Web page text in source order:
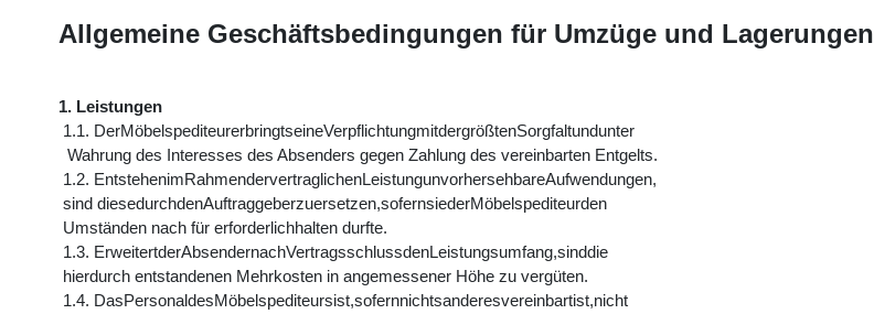
Allgemeine Geschäftsbedingungen für Umzüge und Lagerungen
1. Leistungen
1.1. DerMöbelspediteurerbringtseineVerpflichtungmitdergrößtenSorgfaltundunter
Wahrung des Interesses des Absenders gegen Zahlung des vereinbarten Entgelts.
1.2. EntstehenimRahmendervertraglichenLeistungunvorhersehbareAufwendungen,
sind diesedurchdenAuftraggeberzuersetzen,sofernsiederMöbelspediteurden
Umständen nach für erforderlichhalten durfte.
1.3. ErweitertderAbsendernachVertragsschlussdenLeistungsumfang,sinddie
hierdurch entstandenen Mehrkosten in angemessener Höhe zu vergüten.
1.4. DasPersonaldesMöbelspediteursist,sofernnichtsanderesvereinbartist,nicht